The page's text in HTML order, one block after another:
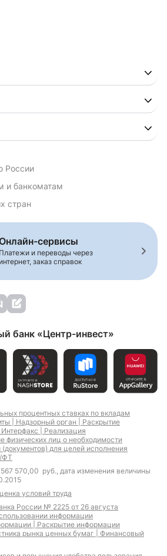
России
и банкоматам
стран
Онлайн-сервисы
Платежи и переводы через
интернет, заказ справок
банк «Центр-инвест»
процентных ставках по вкладам
| Надзорный орган | Раскрытие
| Реализация
физических лиц о необходимости
для целей исполнения
ФТ
570,00 руб., дата изменения величины
условий труда
России № 2225 от 26 августа
информации
| Раскрытие информации
рынка ценных бумаг | Финансовый